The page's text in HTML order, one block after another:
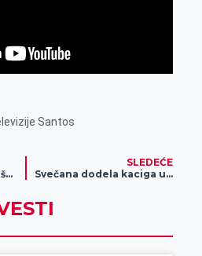
Santos
Spušta se zavesa na košarkaška takmičenja
SLEDEĆE
Svečana dodela kaciga u Gradskoj bašti